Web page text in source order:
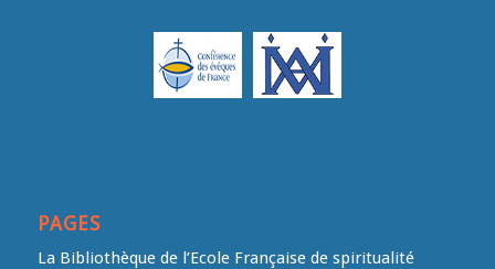
PAGES
La Bibliothèque de l’Ecole Française de spiritualité